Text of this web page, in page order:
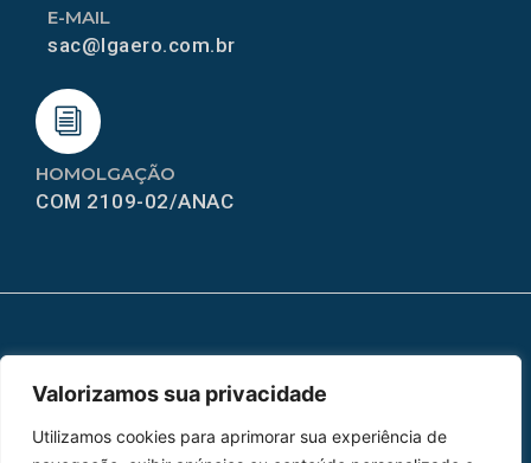
Valorizamos sua privacidade
Utilizamos cookies para aprimorar sua experiência de
HOMOLGAÇÃO
COM 2109-02/ANAC
E-MAIL
sac@lgaero.com.br
Home